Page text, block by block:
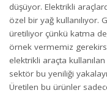
düşüyor. Elektrikli
özel bir yağ kullanılıyor.
üretiliyor çünkü katma
örnek vermemiz
elektrikli araçta
sektör bu yeniliği
Üretilen bu ürünler